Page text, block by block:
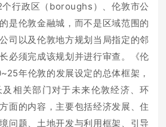
行政区（boroughs）、伦敦市公
是伦敦金融城，而不是区域范围的
司以及伦敦地方规划当局指定的邻
必须完成该规划并进行审查。《伦
年伦敦的发展设定的总体框架，
相关部门对于未来伦敦经济、环
面的内容，主要包括经济发展、住
问题、土地开发与利用框架、引导